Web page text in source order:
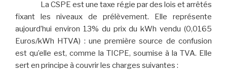
La CSPE est une taxe régie par des lois et arrêtés
fixant les niveaux de prélèvement. Elle représente
aujourd’hui environ 13% du prix du kWh vendu (0,0165
Euros/kWh HTVA) : une première source de confusion
est qu’elle est, comme la TICPE, soumise à la TVA. Elle
sert en principe à couvrir les charges suivantes :